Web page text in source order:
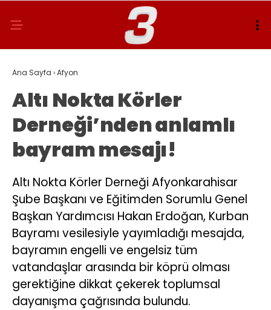
Ana Sayfa ›Afyon
Altı Nokta Körler
Derneği’nden anlamlı
bayram mesajı!
Altı Nokta Körler Derneği Afyonkarahisar
Şube Başkanı ve Eğitimden Sorumlu Genel
Başkan Yardımcısı Hakan Erdoğan, Kurban
Bayramı vesilesiyle yayımladığı mesajda,
bayramın engelli ve engelsiz tüm
vatandaşlar arasında bir köprü olması
gerektiğine dikkat çekerek toplumsal
dayanışma çağrısında bulundu.